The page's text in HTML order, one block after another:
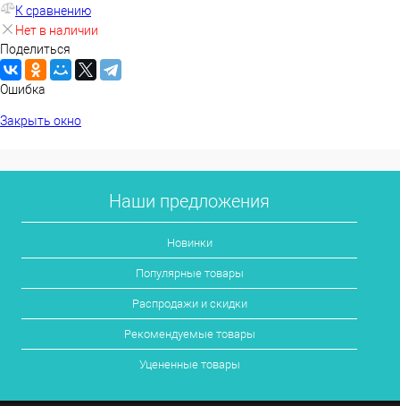
К сравнению
Нет в наличии
Поделиться
Ошибка
Закрыть окно
Наши предложения
Новинки
Популярные товары
Распродажи и скидки
Рекомендуемые товары
Уцененные товары